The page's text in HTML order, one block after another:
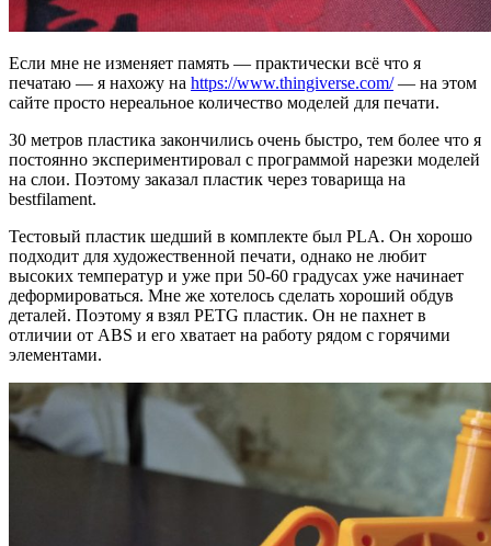
Если мне не изменяет память — практически всё что я
печатаю — я нахожу на https://www.thingiverse.com/— на этом
сайте просто нереальное количество моделей для печати.
30 метров пластика закончились очень быстро, тем более что я
постоянно экспериментировал с программой нарезки моделей
на слои. Поэтому заказал пластик через товарища на
bestfilament.
Тестовый пластик шедший в комплекте был PLA. Он хорошо
подходит для художественной печати, однако не любит
высоких температур и уже при 50-60 градусах уже начинает
деформироваться. Мне же хотелось сделать хороший обдув
деталей. Поэтому я взял PETG пластик. Он не пахнет в
отличии от ABS и его хватает на работу рядом с горячими
элементами.